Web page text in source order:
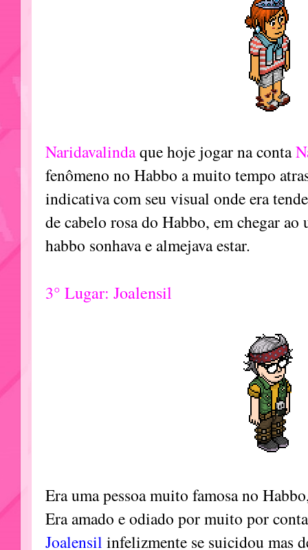
Naridavalindaque hoje jogar na conta
fenômeno no Habbo a muito tempo
indicativa com seu visual onde era
de cabelo rosa do Habbo, em chegar
habbo sonhava e almejava estar.
3° Lugar: Joalensil
Era uma pessoa muito famosa no
Era amado e odiado por muito por
Joalensil infelizmente se suicidou mas